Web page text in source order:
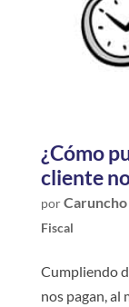
¿Cómo
cliente
porCaruncho
Fiscal
Cumpliendo
nos pagan, al